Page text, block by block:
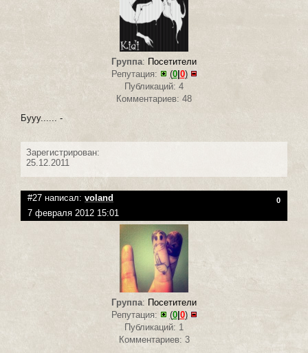
Группа: Посетители
Репутация:
(0| 0)
Публикаций: 4
Комментариев: 48
Бууу...... -
Зарегистрирован:
25.12.2011
#27 написал: voland 0
7 февраля 2012 15:01
Группа: Посетители
Репутация:
(0| 0)
Публикаций: 1
Комментариев: 3